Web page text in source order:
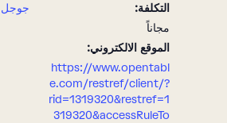
التكلفة:
مجاناً
الموقع الالكتروني:
https://www.opentabl
e.com/restref/client/?
rid=1319320&restref=1
319320&accessRuleTo
جوجل